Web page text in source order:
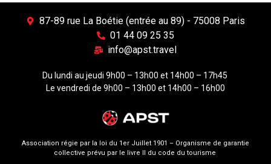
87-89 rue La Boétie (entrée au 89) - 75008 Paris
01 44 09 25 35
info@apst.travel
Du lundi au jeudi 9h00 – 13h00 et 14h00 – 17h45
Le vendredi de 9h00 – 13h00 et 14h00 – 16h00
Association régie par la loi du 1er Juillet 1901 – Organisme de garantie
collective prévu par le livre II du code du tourisme